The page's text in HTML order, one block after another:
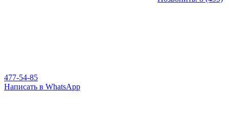
477-54-85
Написать в WhatsApp